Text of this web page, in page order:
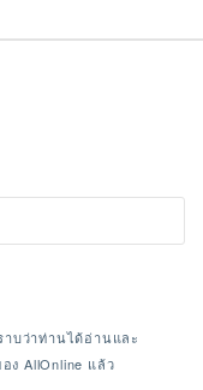
าบว่าท่านได้อ่านและ
ง AllOnline แล้ว